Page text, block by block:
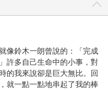
鈴木一朗曾說的：「完成
許多自己生命中的小事，對
的我來說卻是巨大無比。回
就一點一點地串起了我的棒